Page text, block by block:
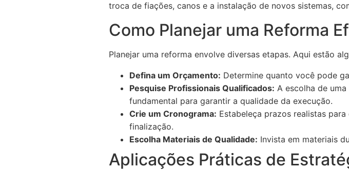
troca de fiações, canos e a instalação de novos sistemas,
Como Planejar uma Reforma
Planejar uma reforma envolve diversas etapas. Aqui estão
Defina um Orçamento: Determine quanto você pode
Pesquise Profissionais Qualificados: A escolha de
fundamental para garantir a qualidade da execução.
Crie um Cronograma: Estabeleça prazos realistas
finalização.
Escolha Materiais de Qualidade: Invista em materiais
Aplicações Práticas de